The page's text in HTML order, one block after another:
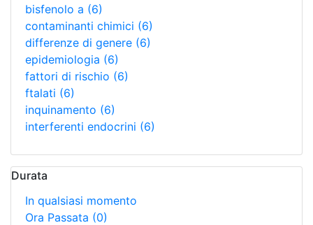
bisfenolo a (6)
contaminanti chimici (6)
differenze di genere (6)
epidemiologia (6)
fattori di rischio (6)
ftalati (6)
inquinamento (6)
interferenti endocrini (6)
Durata
In qualsiasi momento
Ora Passata (0)